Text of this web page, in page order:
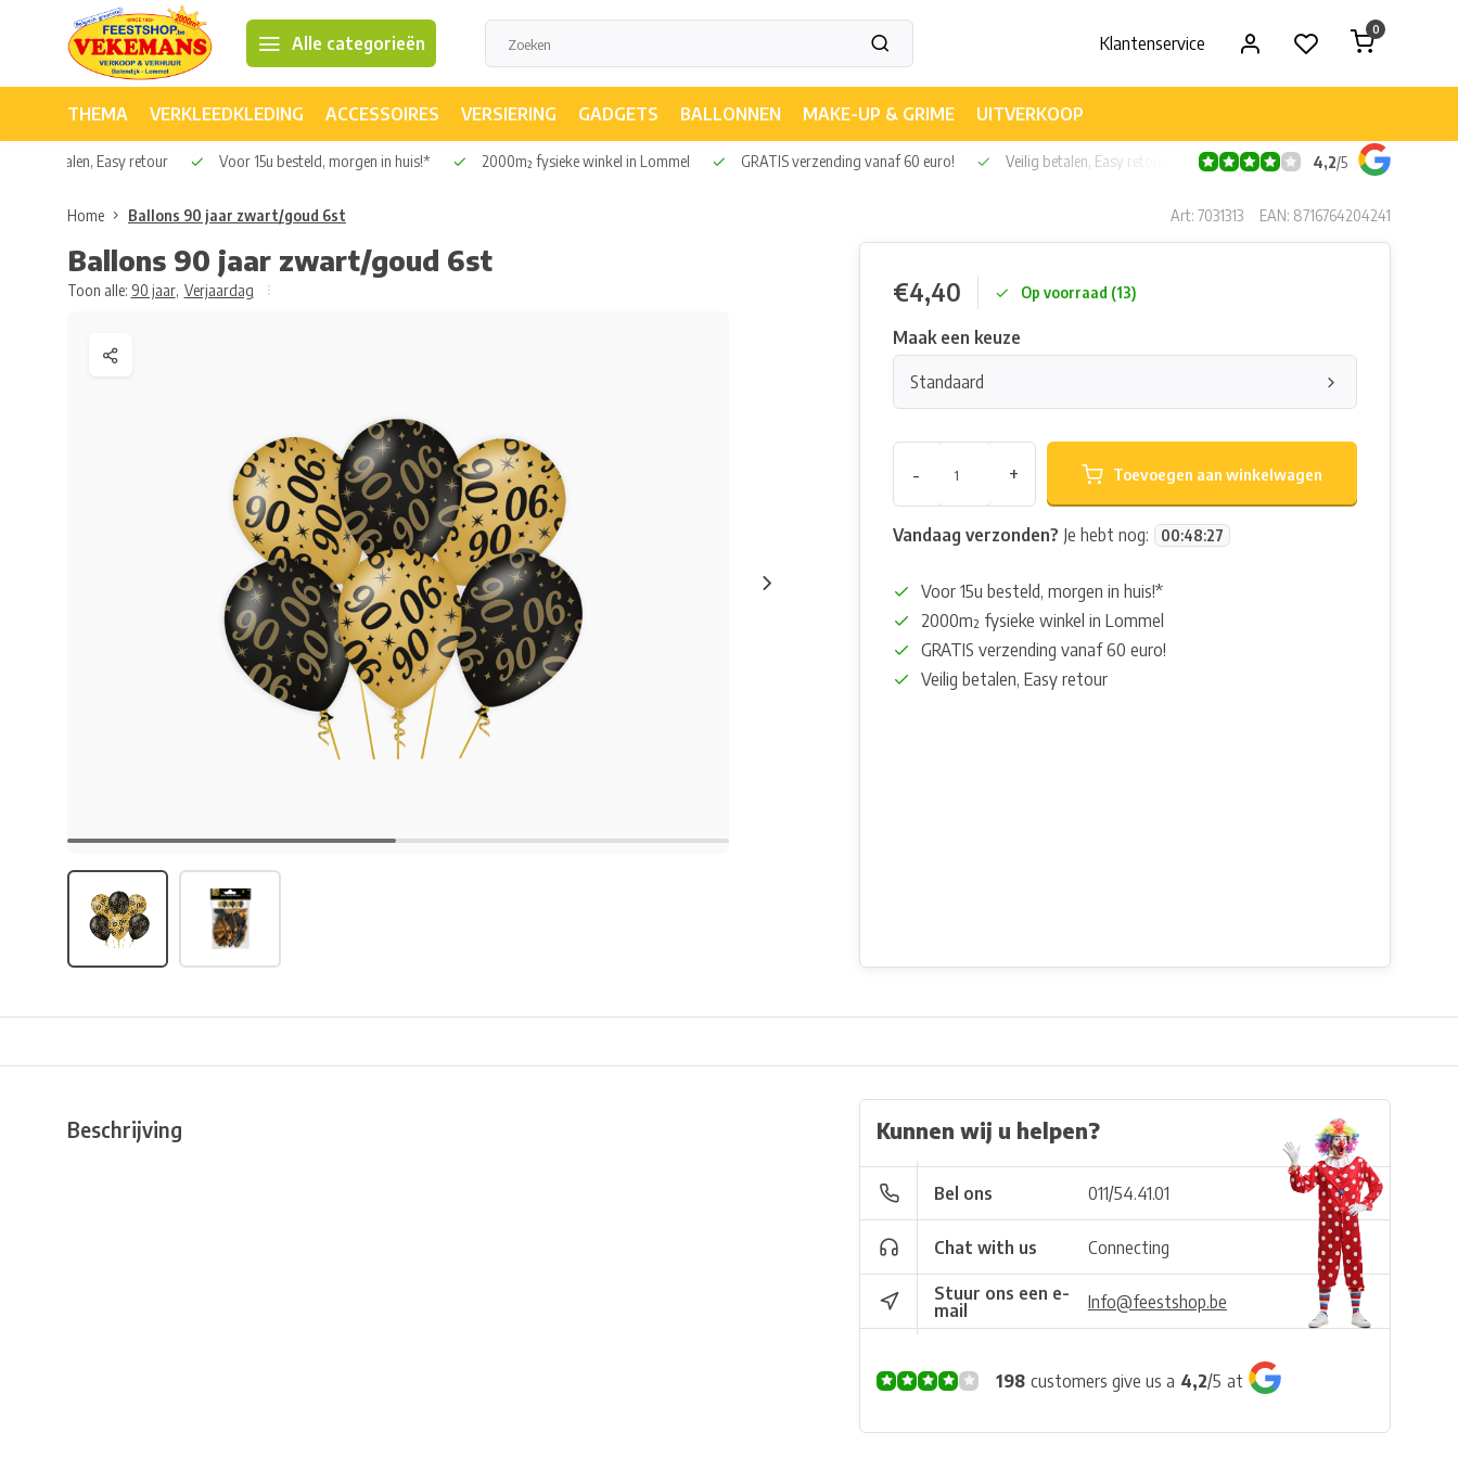
Alle categorieën Klantenservice
0
THEMA VERKLEEDKLEDING ACCESSOIRES VERSIERING GADGETS BALLONNEN MAKE-UP & GRIME UITVERKOOP
Veilig betalen, Easy retour Voor 15u besteld, morgen in huis!* 2000m² fysieke winkel in Lommel GRATIS verzending vanaf 60 euro! Veilig betalen, Easy retour 4,2/5
Home Ballons 90 jaar zwart/goud 6st Art: 7031313 EAN: 8716764204241
Ballons 90 jaar zwart/goud 6st
Toon alle: 90 jaar, Verjaardag €4,40 Op voorraad (13)
Maak een keuze
Standaard
- + Toevoegen aan winkelwagen
Vandaag verzonden? Je hebt nog: 00:48:27
Voor 15u besteld, morgen in huis!*
2000m² fysieke winkel in Lommel
GRATIS verzending vanaf 60 euro!
Veilig betalen, Easy retour
Beschrijving Kunnen wij u helpen?
Bel ons 011/54.41.01
Chat with us Connecting
Stuur ons een e-
mail
Info@feestshop.be
198 customers give us a 4,2/5 at